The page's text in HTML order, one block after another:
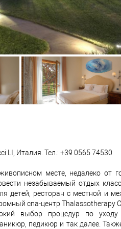
LI, Италия. Тел.: +39 0565 74530
месте, недалеко от
незабываемый отдых
детей, ресторан с местной и
спа-центр Thalassotherapy
выбор процедур по
педикюр и так далее.